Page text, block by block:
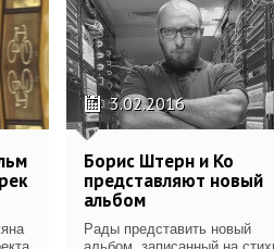
3.02.2016
Борис Штерн и Ко
представляют новый
альбом
Рады представить новый
альбом, записанный на